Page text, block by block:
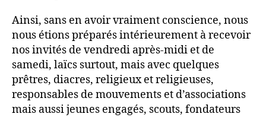
Ainsi, sans en avoir vraiment conscience, nous
nous étions préparés intérieurement à recevoir
nos invités de vendredi après-midi et de
samedi, laïcs surtout, mais avec quelques
prêtres, diacres, religieux et religieuses,
responsables de mouvements et d’associations
mais aussi jeunes engagés, scouts, fondateurs